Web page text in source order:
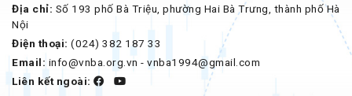
Địa chỉ: Số 193 phố Bà Triệu, phường Hai Bà Trưng, thành phố Hà
Nội
Điện thoại: (024) 382 187 33
Email: info@vnba.org.vn - vnba1994@gmail.com
Liên kết ngoài: